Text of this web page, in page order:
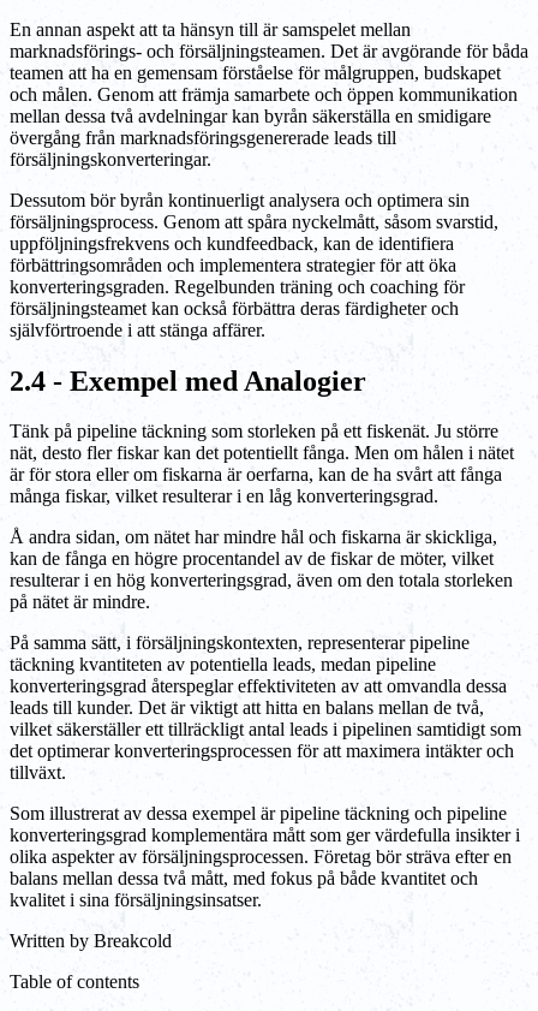
En annan aspekt att ta hänsyn till är samspelet mellan
marknadsförings- och försäljningsteamen. Det är avgörande för båda
teamen att ha en gemensam förståelse för målgruppen, budskapet
och målen. Genom att främja samarbete och öppen kommunikation
mellan dessa två avdelningar kan byrån säkerställa en smidigare
övergång från marknadsföringsgenererade leads till
försäljningskonverteringar.
Dessutom bör byrån kontinuerligt analysera och optimera sin
försäljningsprocess. Genom att spåra nyckelmått, såsom svarstid,
uppföljningsfrekvens och kundfeedback, kan de identifiera
förbättringsområden och implementera strategier för att öka
konverteringsgraden. Regelbunden träning och coaching för
försäljningsteamet kan också förbättra deras färdigheter och
självförtroende i att stänga affärer.
2.4 - Exempel med Analogier
Tänk på pipeline täckning som storleken på ett fiskenät. Ju större
nät, desto fler fiskar kan det potentiellt fånga. Men om hålen i nätet
är för stora eller om fiskarna är oerfarna, kan de ha svårt att fånga
många fiskar, vilket resulterar i en låg konverteringsgrad.
Å andra sidan, om nätet har mindre hål och fiskarna är skickliga,
kan de fånga en högre procentandel av de fiskar de möter, vilket
resulterar i en hög konverteringsgrad, även om den totala storleken
på nätet är mindre.
På samma sätt, i försäljningskontexten, representerar pipeline
täckning kvantiteten av potentiella leads, medan pipeline
konverteringsgrad återspeglar effektiviteten av att omvandla dessa
leads till kunder. Det är viktigt att hitta en balans mellan de två,
vilket säkerställer ett tillräckligt antal leads i pipelinen samtidigt som
det optimerar konverteringsprocessen för att maximera intäkter och
tillväxt.
Som illustrerat av dessa exempel är pipeline täckning och pipeline
konverteringsgrad komplementära mått som ger värdefulla insikter i
olika aspekter av försäljningsprocessen. Företag bör sträva efter en
balans mellan dessa två mått, med fokus på både kvantitet och
kvalitet i sina försäljningsinsatser.
Written by Breakcold
Table of contents